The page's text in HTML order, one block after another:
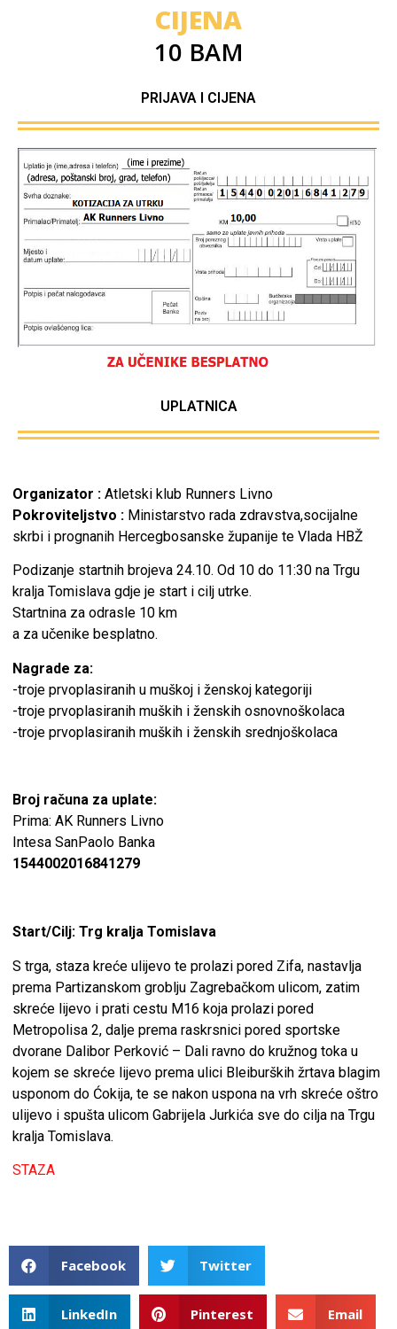
CIJENA
10 BAM
PRIJAVA I CIJENA
UPLATNICA
Organizator : Atletski klub Runners Livno
Pokroviteljstvo : Ministarstvo rada zdravstva,socijalne
skrbi i prognanih Hercegbosanske županije te Vlada HBŽ
Podizanje startnih brojeva 24.10. Od 10 do 11:30 na Trgu
kralja Tomislava gdje je start i cilj utrke.
Startnina za odrasle 10 km
a za učenike besplatno.
Nagrade za:
-troje prvoplasiranih u muškoj i ženskoj kategoriji
-troje prvoplasiranih muških i ženskih osnovnoškolaca
-troje prvoplasiranih muških i ženskih srednjoškolaca
Broj računa za uplate:
Prima: AK Runners Livno
Intesa SanPaolo Banka
1544002016841279
Start/Cilj: Trg kralja Tomislava
S trga, staza kreće ulijevo te prolazi pored Zifa, nastavlja
prema Partizanskom groblju Zagrebačkom ulicom, zatim
skreće lijevo i prati cestu M16 koja prolazi pored
Metropolisa 2, dalje prema raskrsnici pored sportske
dvorane Dalibor Perković – Dali ravno do kružnog toka u
kojem se skreće lijevo prema ulici Bleiburških žrtava blagim
usponom do Ćokija, te se nakon uspona na vrh skreće oštro
ulijevo i spušta ulicom Gabrijela Jurkića sve do cilja na Trgu
kralja Tomislava.
STAZA
Facebook Twitter
LinkedIn Pinterest Email